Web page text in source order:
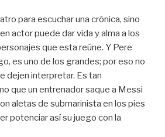
para escuchar una crónica, sino
actor puede dar vida y alma a los
que esta reúne. Y Pere
es uno de los grandes; por eso no
dejen interpretar. Es tan
que un entrenador saque a Messi
aletas de submarinista en los pies
potenciar así su juego con la